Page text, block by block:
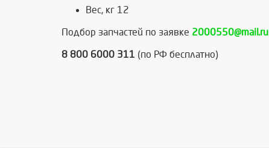
Вес, кг 12
Подбор запчастей по заявке 2000550@mail.ru
8 800 6000 311 (по РФ бесплатно)